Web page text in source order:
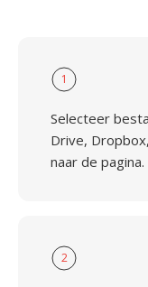
1
Selecteer
Drive,
naar de pagina.
2